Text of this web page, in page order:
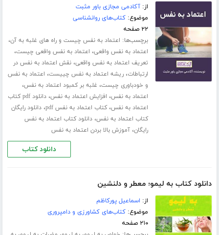
از:آکادمی مجازی باور مثبت
موضوع:کتاب‌های روانشناسی
۲۲ صفحه
برچسب‌ها: اعتماد به نفس چیست و راه های غلبه به آن،
اعتماد به نفس واقعی، اعتماد به نفس واقعی چیست،
تعریف اعتماد به نفس واقعی،نقش اعتماد به نفس در
ارتباطات،ریشه اعتماد به نفس چییست، اعتماد به نفس
و خودباوری چیست، غلبه بر کمبود اعتماد به نفس،
اعتماد به نفس، افزایش اعتماد به نفس،
دانلود pdf کتاب
اعتماد به نفس،کتاب اعتماد به نفس pdf ،دانلود رایگان
کتاب اعتماد به نفس،دانلود کتاب اعتماد به نفس
رایگان،آموزش بالا بردن اعتماد به نفس
دانلود کتاب
دانلود کتاب به لیمو؛ معطر و دلنشین
از: اسماعیل پورکاظم
موضوع:کتاب‌های کشاورزی و دامپروری
۲۱۰ صفحه